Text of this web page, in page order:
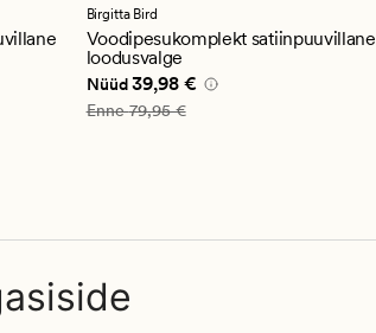
Birgitta Bird
Voodipesukomplekt satiinpuuvillane
loodusvalge
Nåværende pris_ee
Nüüd 39,98 €
Vanlig pris_ee
Enne79,95 €